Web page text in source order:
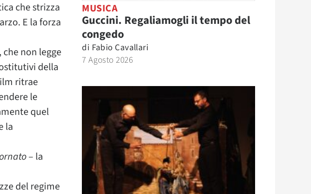
che strizza
E la forza
non legge
della
ritrae
le
quel
la
– la
del regime
MUSICA
Guccini. Regaliamogli il tempo del
congedo
di Fabio Cavallari
7 Agosto 2026